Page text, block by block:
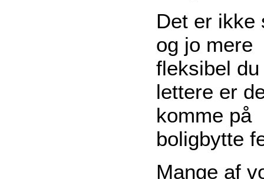
Det er
og jo mere
fleksibel
lettere er
komme på
boligbytte
Mange af